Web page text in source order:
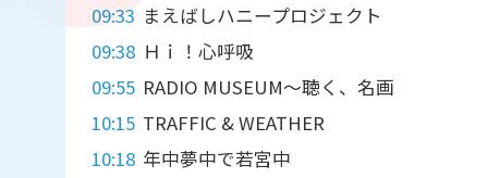
09:33 まえばしハニープロジェクト
09:38 Ｈｉ！心呼吸
09:55 RADIO MUSEUM～聴く、名画
10:15 TRAFFIC & WEATHER
10:18 年中夢中で若宮中